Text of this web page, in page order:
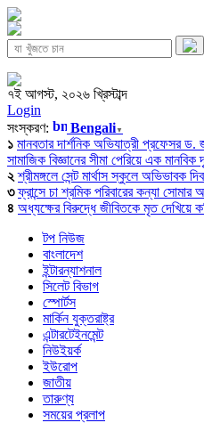
৭ই আগস্ট, ২০২৬ খ্রিস্টাব্দ
Login
সংস্করণ:
Bengali▼
১ মানবতার দার্শনিক অভিযাত্রী প্রফেসর ড.
সামাজিক বিজ্ঞানের সীমা পেরিয়ে এক মানবিক
২ শ্রীমঙ্গলে সেন্ট মার্থাস স্কুলে অভিভাবক
৩ ফ্রান্সে চা শ্রমিক পরিবারের কন্যা সোমার
৪ অধ্যক্ষের বিরুদ্ধে জীবিতকে মৃত দেখিয়ে
টপ নিউজ
বাংলাদেশ
ইন্টারন্যাশনাল
সিলেট বিভাগ
স্পোর্টস
মার্কিন যুক্তরাষ্ট্র
এন্টারটেইনমেন্ট
নিউইয়র্ক
ইউরোপ
জাতীয়
তারুণ্য
সময়ের প্রলাপ